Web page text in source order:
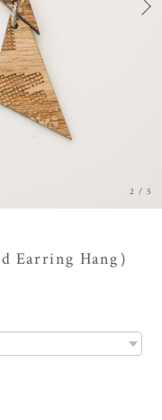
3 /5
Earring Hang）